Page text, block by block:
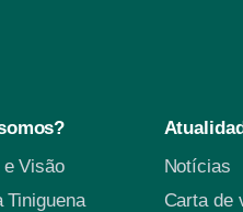
Visão
Tiniguena
Notícias
Carta de